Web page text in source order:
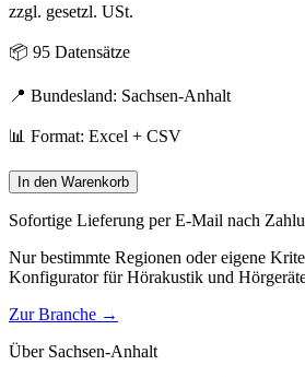
zzgl. gesetzl. USt.
📦 95 Datensätze
📍 Bundesland: Sachsen-Anhalt
📊 Format: Excel + CSV
In den Warenkorb
Sofortige Lieferung per E-Mail nach
Nur bestimmte Regionen oder eigene
Konfigurator fürHörakustik und
Zur Branche →
Über Sachsen-Anhalt